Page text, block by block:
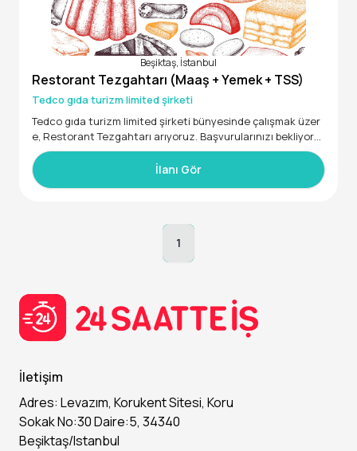
apılarak satış yapılması
şmelerinin kontrolü ve stok takibi
Beşiktaş, İstanbul
Restorant Tezgahtarı (Maaş + Yemek + TSS)
Tedco gıda turizm limited şirketi
Tedco gıda turizm limited şirketi bünyesinde çalışmak üzer
e, Restorant Tezgahtarı arıyoruz. Başvurularınızı bekliyoru
z!
İlanı Gör
1
İletişim
Adres: Levazım, Korukent Sitesi, Koru
Sokak No:30 Daire:5, 34340
Beşiktaş/Istanbul